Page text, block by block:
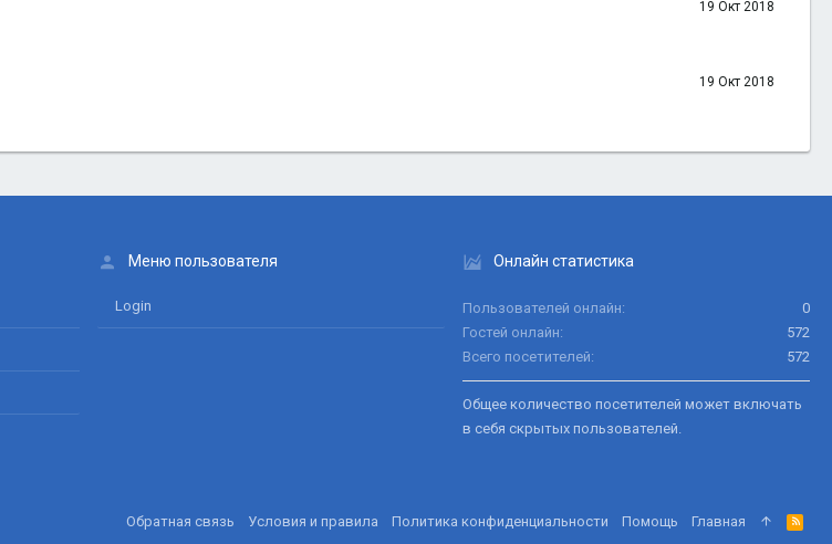
19 Окт 2018
19 Окт 2018
Меню пользователя
Login
Онлайн статистика
Пользователей онлайн
0
Гостей онлайн
572
Всего посетителей
572
Общее количество посетителей может включать
в себя скрытых пользователей.
Обратная связь Условия и правила Политика конфиденциальности Помощь Главная
R